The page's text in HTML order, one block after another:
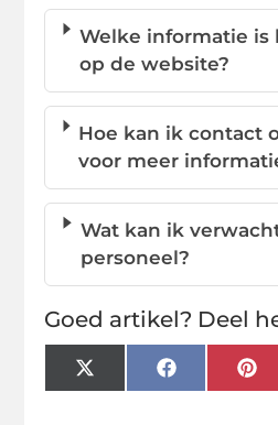
Welke informatie is
op de website?
Hoe kan ik contact
voor meer
Wat kan ik
personeel?
Goed artikel? Deel
X
(Twitter)
Facebook